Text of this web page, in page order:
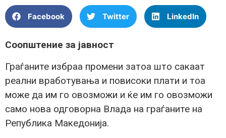
Facebook Twitter LinkedIn
Соопштение за јавност
Граѓаните избраа промени затоа што сакаат
реални вработувања и повисоки плати и тоа
може да им го овозможи и ќе им го овозможи
само нова одговорна Влада на граѓаните на
Република Македонија.